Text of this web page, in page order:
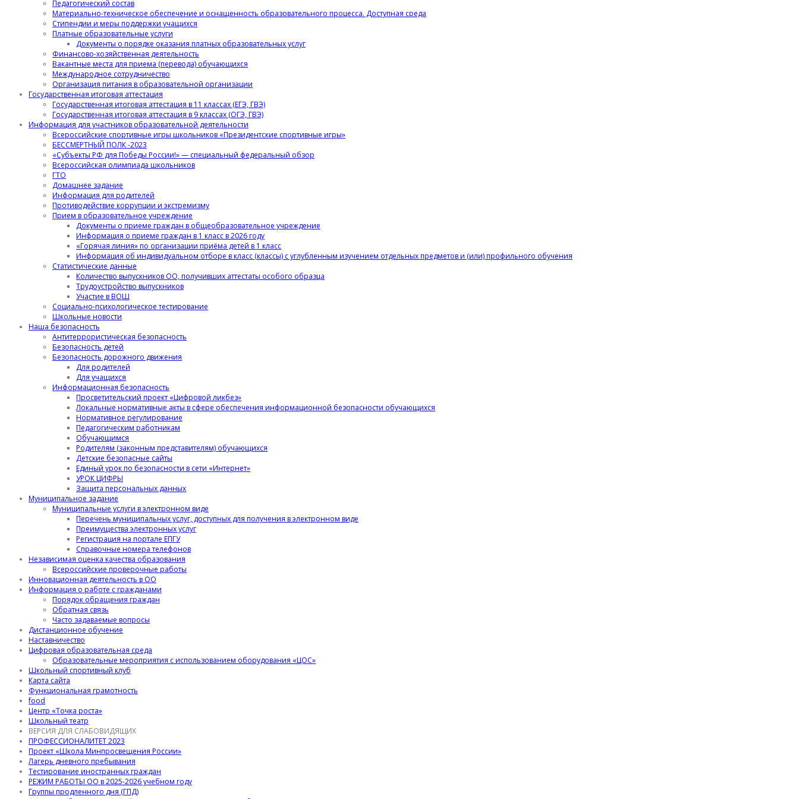
Педагогический состав
Материально-техническое обеспечение и оснащенность образовательного процесса. Доступная среда
Стипендии и меры поддержки учащихся
Платные образовательные услуги
Документы о порядке оказания платных образовательных услуг
Финансово-хозяйственная деятельность
Вакантные места для приема (перевода) обучающихся
Международное сотрудничество
Организация питания в образовательной организации
Государственная итоговая аттестация
Государственная итоговая аттестация в 11 классах (ЕГЭ, ГВЭ)
Государственная итоговая аттестация в 9 классах (ОГЭ, ГВЭ)
Информация для участников образовательной деятельности
Всероссийские спортивные игры школьников «Президентские спортивные игры»
БЕССМЕРТНЫЙ ПОЛК -2023
«Субъекты РФ для Победы России!» — специальный федеральный обзор
Всероссийская олимпиада школьников
ГТО
Домашнее задание
Информация для родителей
Противодействие коррупции и экстремизму
Прием в образовательное учреждение
Документы о приеме граждан в общеобразовательное учреждение
Информация о приеме граждан в 1 класс в 2026 году
«Горячая линия» по организации приёма детей в 1 класс
Информация об индивидуальном отборе в класс (классы) с углубленным изучением отдельных предметов и (или) профильного обучения
Статистические данные
Количество выпускников ОО, получивших аттестаты особого образца
Трудоустройство выпускников
Участие в ВОШ
Социально-психологическое тестирование
Школьные новости
Наша безопасность
Антитеррористическая безопасность
Безопасность детей
Безопасность дорожного движения
Для родителей
Для учащихся
Информационная безопасность
Просветительский проект «Цифровой ликбез»
Локальные нормативные акты в сфере обеспечения информационной безопасности обучающихся
Нормативное регулирование
Педагогическим работникам
Обучающимся
Родителям (законным представителям) обучающихся
Детские безопасные сайты
Единый урок по безопасности в сети «Интернет»
УРОК ЦИФРЫ
Защита персональных данных
Муниципальное задание
Муниципальные услуги в электронном виде
Перечень муниципальных услуг, доступных для получения в электронном виде
Преимущества электронных услуг
Регистрация на портале ЕПГУ
Справочные номера телефонов
Независимая оценка качества образования
Всероссийские проверочные работы
Инновационная деятельность в ОО
Информация о работе с гражданами
Порядок обращения граждан
Обратная связь
Часто задаваемые вопросы
Дистанционное обучение
Наставничество
Цифровая образовательная среда
Образовательные мероприятия с использованием оборудования «ЦОС»
Школьный спортивный клуб
Карта сайта
Функциональная грамотность
food
Центр «Точка роста»
Школьный театр
ВЕРСИЯ ДЛЯ СЛАБОВИДЯЩИХ
ПРОФЕССИОНАЛИТЕТ 2023
Проект «Школа Минпросвещения России»
Лагерь дневного пребывания
Тестирование иностранных граждан
РЕЖИМ РАБОТЫ ОО в 2025-2026 учебном году
Группы продленного дня (ГПД)